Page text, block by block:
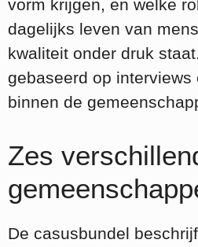
vorm krijgen, en welke
dagelijks leven van
kwaliteit onder druk
gebaseerd op interviews
binnen de
Zes
De casusbundel